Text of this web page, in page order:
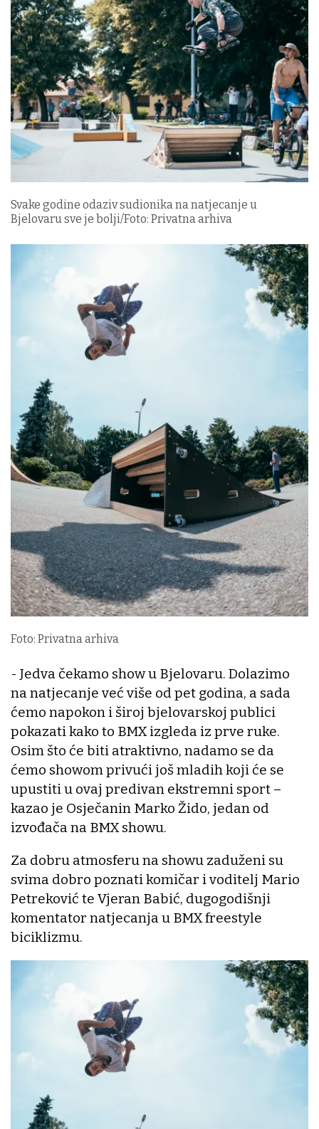
Svake godine odaziv sudionika na natjecanje u
Bjelovaru sve je bolji/Foto: Privatna arhiva
Foto: Privatna arhiva
- Jedva čekamo show u Bjelovaru. Dolazimo
na natjecanje već više od pet godina, a sada
ćemo napokon i široj bjelovarskoj publici
pokazati kako to BMX izgleda iz prve ruke.
Osim što će biti atraktivno, nadamo se da
ćemo showom privući još mladih koji će se
upustiti u ovaj predivan ekstremni sport –
kazao je Osječanin Marko Žido, jedan od
izvođača na BMX showu.
Za dobru atmosferu na showu zaduženi su
svima dobro poznati komičar i voditelj Mario
Petreković te Vjeran Babić, dugogodišnji
komentator natjecanja u BMX freestyle
biciklizmu.